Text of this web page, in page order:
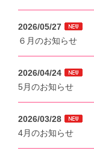
2026/05/27
６月のお知らせ
2026/04/24
5月のお知らせ
2026/03/28
4月のお知らせ